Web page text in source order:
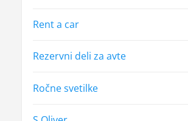
Rent a car
Rezervni deli za avte
Ročne svetilke